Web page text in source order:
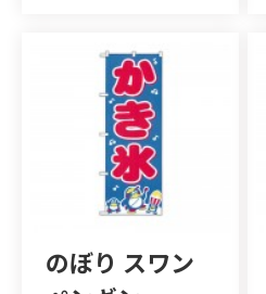
のぼり スワン